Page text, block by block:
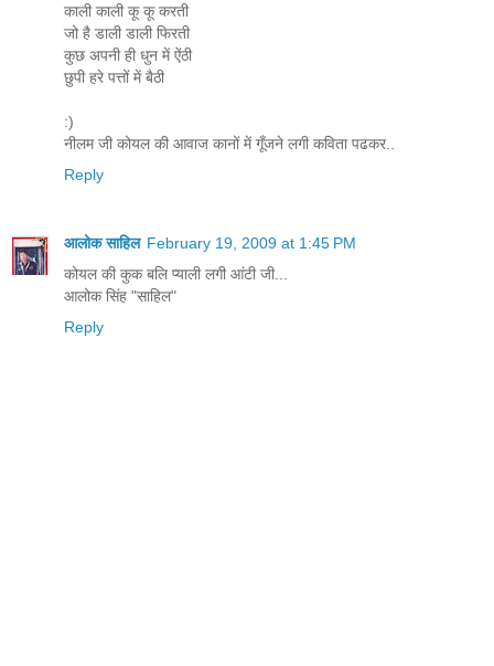
काली काली कू कू करती
जो है डाली डाली फिरती
कुछ अपनी ही धुन में ऐंठी
छुपी हरे पत्तों में बैठी
:)
नीलम जी कोयल की आवाज कानों में गूँजने लगी कविता पढकर..
Reply
आलोक साहिल February 19, 2009 at 1:45 PM
कोयल की कुक बलि प्याली लगी आंटी जी...
आलोक सिंह "साहिल"
Reply